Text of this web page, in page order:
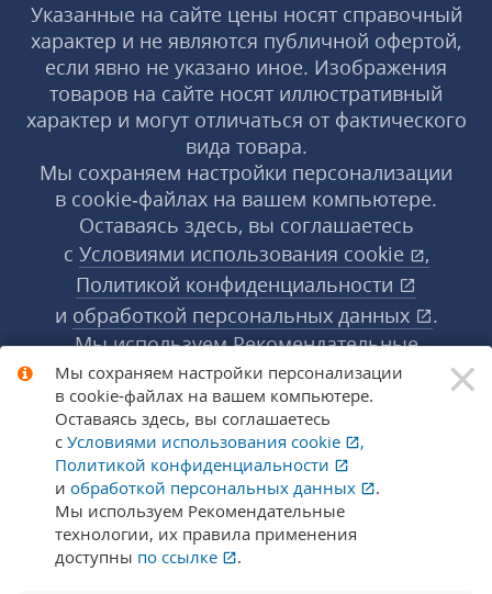
Указанные на сайте цены носят справочный
характер и не являются публичной офертой,
если явно не указано иное. Изображения
товаров на сайте носят иллюстративный
характер и могут отличаться от фактического
вида товара.
Мы сохраняем настройки персонализации
в cookie‑файлах на вашем компьютере.
Оставаясь здесь, вы соглашаетесь
с Условиями использования cookie
,
Политикой конфиденциальности
и обработкой персональных данных
.
Мы используем Рекомендательные
технологии, их правила применения доступны
по ссылке
. Подробнее
© 1998-2026 «1С‑Рарус» ®. Все права
защищены.
×
Мы сохраняем настройки персонализации
в cookie‑файлах на вашем компьютере.
Оставаясь здесь, вы соглашаетесь
с Условиями использования cookie
,
Политикой конфиденциальности
и обработкой персональных данных
.
Мы используем Рекомендательные
технологии, их правила применения
доступны по ссылке .